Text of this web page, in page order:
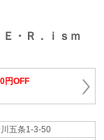
・Ｒ．ｉｓｍ
円OFF
五条1-3-50